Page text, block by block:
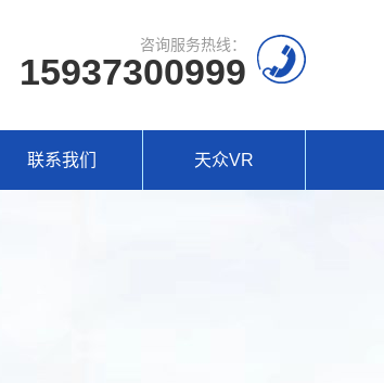
咨询服务热线：
15937300999
联系我们 天众VR